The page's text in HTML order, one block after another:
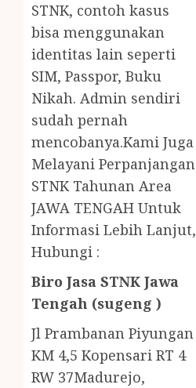
STNK, contoh kasus
bisa menggunakan
identitas lain seperti
SIM, Passpor, Buku
Nikah. Admin sendiri
sudah pernah
mencobanya.Kami Juga
Melayani Perpanjangan
STNK Tahunan Area
JAWA TENGAH Untuk
Informasi Lebih Lanjut,
Hubungi :
Biro Jasa STNK Jawa
Tengah (sugeng )
Jl Prambanan Piyungan
KM 4,5 Kopensari RT 4
RW 37Madurejo,